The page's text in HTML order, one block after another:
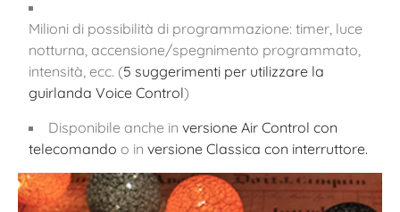
Milioni di possibilità di programmazione: timer, luce
notturna, accensione/spegnimento programmato,
intensità, ecc. (5 suggerimenti per utilizzare la
guirlanda Voice Control)
Disponibile anche in versione Air Control con
telecomando o in versione Classica con interruttore.